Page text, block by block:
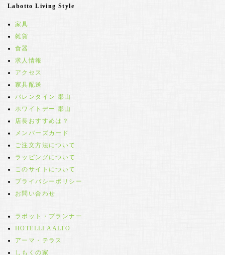
Labotto Living Style
家具
雑貨
食器
求人情報
アクセス
家具配送
バレンタイン 郡山
ホワイトデー 郡山
店長おすすめは？
メンバーズカード
ご注文方法について
ラッピングについて
このサイトについて
プライバシーポリシー
お問い合わせ
ラボット・プランナー
HOTELLI AALTO
アーマ・テラス
しもくの家